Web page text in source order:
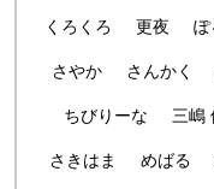
くろくろ
更夜
さやか
さんかく
ちびりーな
三嶋
さきはま
めばる